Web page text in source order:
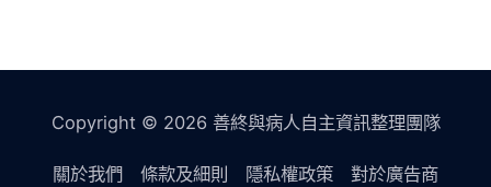
Copyright © 2026 善終與病人自主資訊整理團隊
關於我們 條款及細則 隱私權政策 對於廣告商